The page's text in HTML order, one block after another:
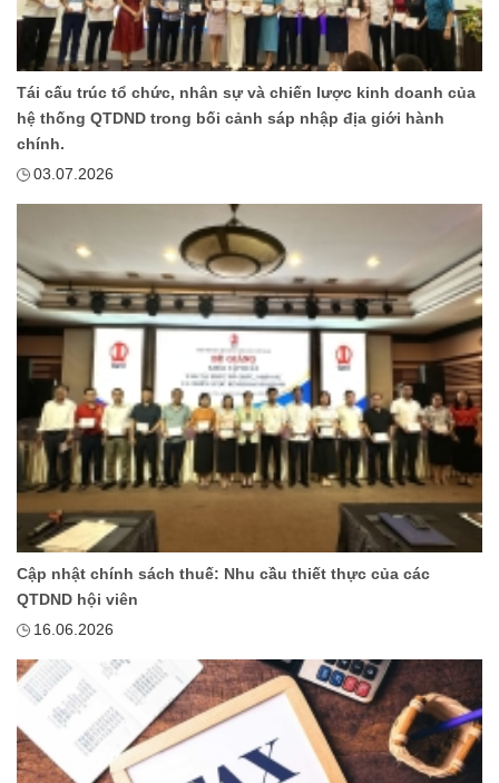
Tái cấu trúc tổ chức, nhân sự và chiến lược kinh doanh của
hệ thống QTDND trong bối cảnh sáp nhập địa giới hành
chính.
03.07.2026
Cập nhật chính sách thuế: Nhu cầu thiết thực của các
QTDND hội viên
16.06.2026